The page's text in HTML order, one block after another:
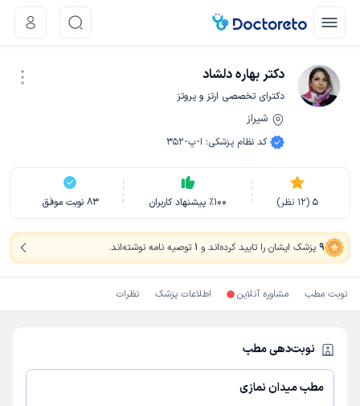
دکتر بهاره دلشاد
دکترای تخصصی ارتز و پروتز
شیراز
کد نظام پزشکی: ا-پ-352
5
(
12 نظر) ٪100 پیشنهاد کاربران 83 نوبت موفق
9 پزشک ایشان را تایید کرده‌اند و 1توصیه نامه نوشته‌اند.
نوبت مطب مشاوره آنلاین اطلاعات پزشک نظرات
نوبت‌دهی مطب
مطب میدان نمازی